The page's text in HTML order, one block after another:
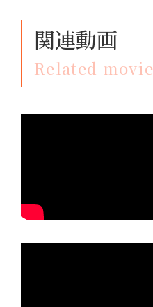
関連動画
Related movie